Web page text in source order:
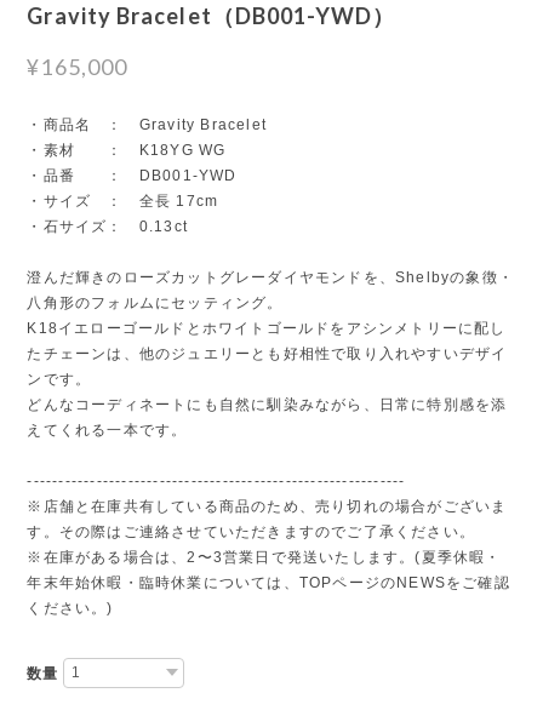
Gravity Bracelet（DB001-YWD）
¥165,000
・商品名 ： Gravity Bracelet
・素材 ： K18YG WG
・品番 ： DB001-YWD
・サイズ ： 全長 17cm
・石サイズ： 0.13ct
澄んだ輝きのローズカットグレーダイヤモンドを、Shelbyの象徴・
八角形のフォルムにセッティング。
K18イエローゴールドとホワイトゴールドをアシンメトリーに配し
たチェーンは、他のジュエリーとも好相性で取り入れやすいデザイ
ンです。
どんなコーディネートにも自然に馴染みながら、日常に特別感を添
えてくれる一本です。
------------------------------------------------------------
※店舗と在庫共有している商品のため、売り切れの場合がございま
す。その際はご連絡させていただきますのでご了承ください。
※在庫がある場合は、2〜3営業日で発送いたします。(夏季休暇・
年末年始休暇・臨時休業については、TOPページのNEWSをご確認
ください。)
数量